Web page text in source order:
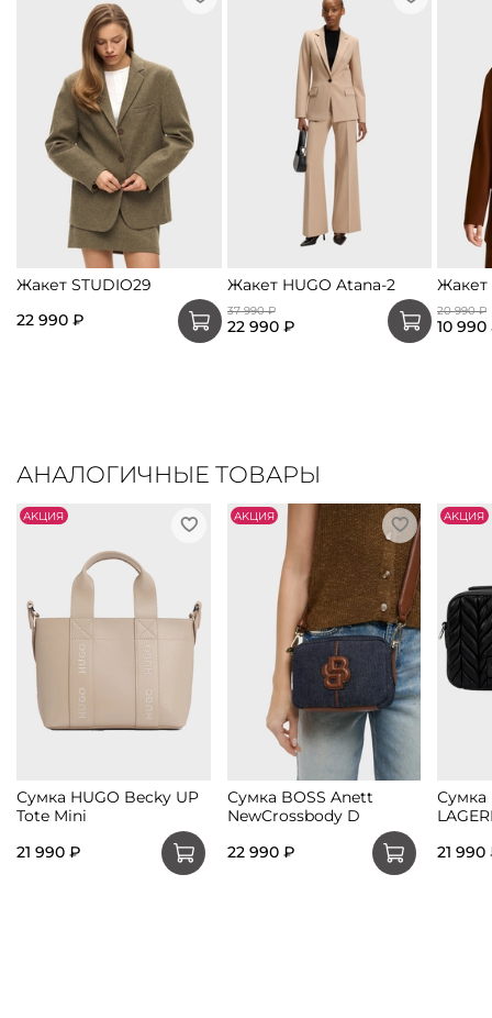
Жакет STUDIO29
22 990 ₽
Жакет HUGO Atana-2
37 990 ₽
22 990 ₽
Жакет
20 990 ₽
10
АНАЛОГИЧНЫЕ ТОВАРЫ
АKЦИЯ
Сумка HUGO Becky UP
Tote Mini
21 990 ₽
АKЦИЯ
Сумка BOSS Anett
NewCrossbody D
22 990 ₽
АKЦИЯ
Сумка
21 990